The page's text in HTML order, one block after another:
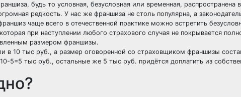
будь то условная, безусловная или временная,
редкость. У нас же франшиза не столь популярна, а
чаще всего в отечественной практике можно встретить
при наступлении любого страхового случая не покрывается
размером франшизы.
в 10 тыс руб., а размер оговоренной со страховщиком франшизы
5=5 тыс руб., остальные же 5 тыс руб. придётся доплатить из